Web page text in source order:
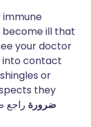
immune
become ill that
your doctor
into contact
or
they
ضرورة راجع